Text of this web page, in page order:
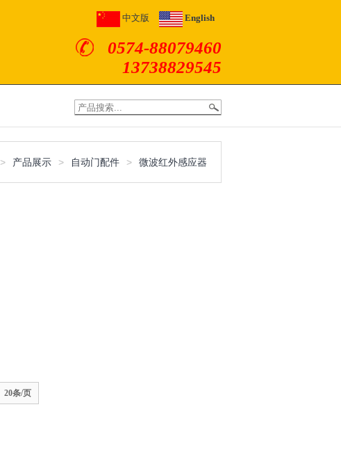
中文版 English
0574-88079460
13738829545
> 产品展示 > 自动门配件 > 微波红外感应器
20条/页